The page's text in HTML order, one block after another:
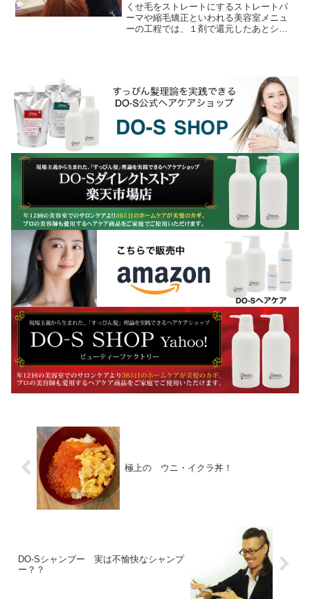
くせ毛をストレートにするストレートパ
ーマや縮毛矯正といわれる美容室メニュ
ーの工程では、１剤で還元したあとシャ
極上の ウニ・イクラ丼！
DO-Sシャンプー 実は不愉快なシャンプ
ー？？